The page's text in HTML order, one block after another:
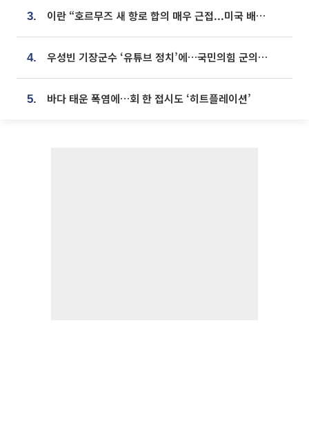
3. 이란 “호르무즈 새 항로 합의 매우 근접...미국 배상 먼저”
4. 우성빈 기장군수 ‘유튜브 정치’에…국민의힘 군의원들 집단 반발
5. 바다 태운 폭염에…회 한 접시도 ‘히트플레이션’